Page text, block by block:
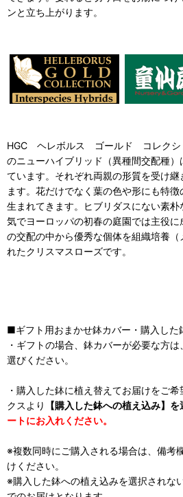
ンと立ち上がります。
HGC ヘレボルス ゴールド コレクシ
のニューハイブリッド（異種間交配種
ています。それぞれ両親の形質を受け
ます。花だけでなく葉の色や形にも特
生まれてきます。ヒブリダスにない素朴
気でヨーロッパの初春の庭園では主役に
の交配の中から優秀な個体を組織培養（
れたクリスマスローズです。
■ギフト用おまかせ鉢カバー・購入し
・ギフトの場合、鉢カバーが必要な方
選びください。
・購入した鉢に植え替えてお届けをご
クスより
【購入した鉢への植え込み】を
ートにお入れください。
※複数同時にご購入される場合は、備考
けください。
※購入した鉢への植え込みを選択されな